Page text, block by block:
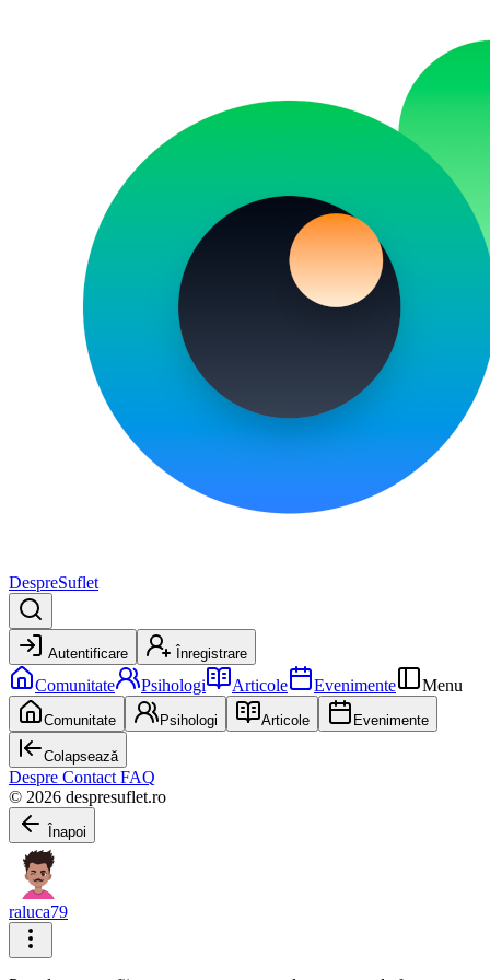
DespreSuflet
Autentificare Înregistrare
Comunitate Psihologi Articole Evenimente Menu
Comunitate Psihologi Articole Evenimente
Colapsează
Despre Contact FAQ
© 2026 despresuflet.ro
Înapoi
raluca79